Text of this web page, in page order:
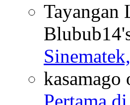
Tayangan
kasamago